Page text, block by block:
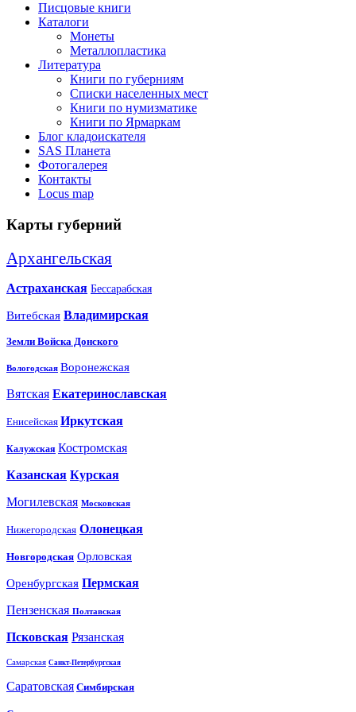
Писцовые книги
Каталоги
Монеты
Металлопластика
Литература
Книги по губерниям
Списки населенных мест
Книги по нумизматике
Книги по Ярмаркам
Блог кладоискателя
SAS Планета
Фотогалерея
Контакты
Locus map
Карты губерний
Архангельская
Астраханская Бессарабская
Витебская Владимирская
Земли Войска Донского
Вологодская Воронежская
Вятская Екатеринославская
Енисейская Иркутская
Калужская Костромская
Казанская Курская
Могилевская Московская
Нижегородская Олонецкая
Новгородская Орловская
Оренбургская Пермская
Пензенская Полтавская
Псковская Рязанская
Самарская Санкт-Петербургская
Саратовская Симбирская